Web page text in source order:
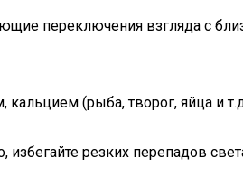
переключения взгляда с
(рыба, творог, яйца и
резких перепадов